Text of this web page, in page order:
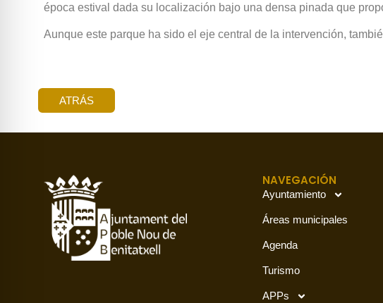
época estival dada su localización bajo una densa pinada que
Aunque este parque ha sido el eje central de la intervención,
ATRÁS
NAVEGACIÓN
Ayuntamiento
Áreas municipales
Agenda
Turismo
APPs